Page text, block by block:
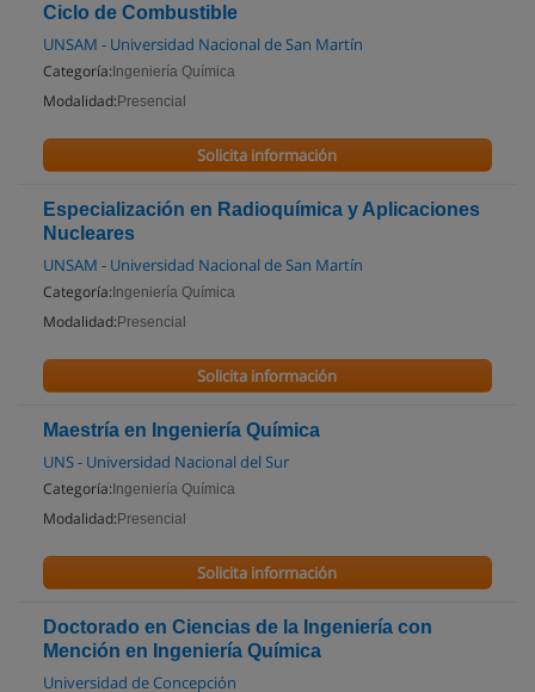
Ciclo de Combustible
UNSAM - Universidad Nacional de San Martín
Categoría: Ingeniería Química
Modalidad: Presencial
Solicita información
Especialización en Radioquímica y Aplicaciones
Nucleares
UNSAM - Universidad Nacional de San Martín
Categoría: Ingeniería Química
Modalidad: Presencial
Solicita información
Maestría en Ingeniería Química
UNS - Universidad Nacional del Sur
Categoría: Ingeniería Química
Modalidad: Presencial
Solicita información
Doctorado en Ciencias de la Ingeniería con
Mención en Ingeniería Química
Universidad de Concepción